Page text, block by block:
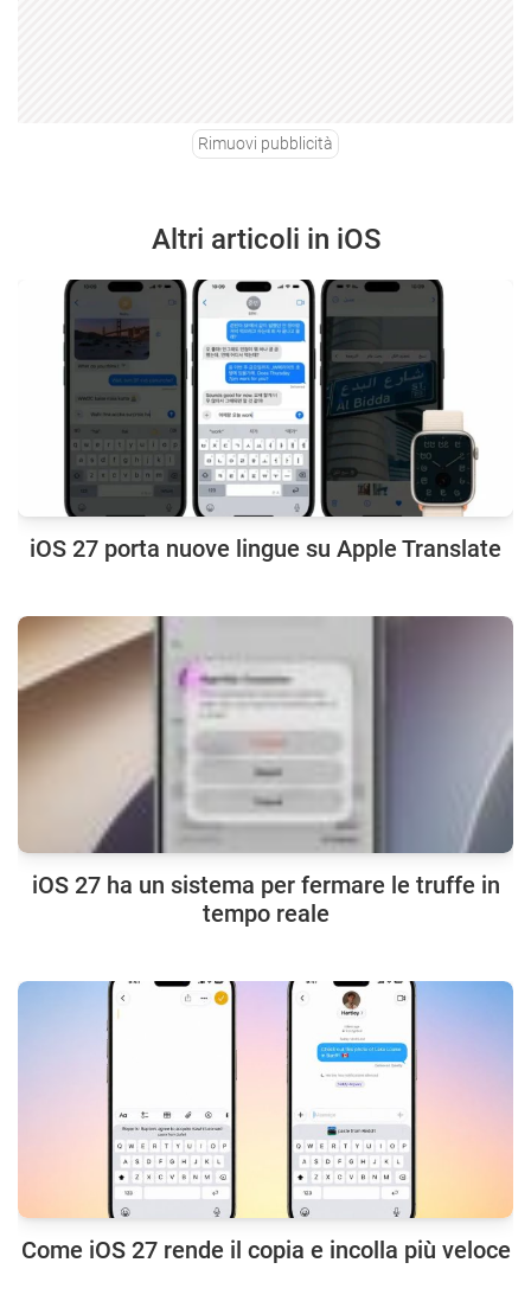
Rimuovi pubblicità
Altri articoli in iOS
iOS 27 porta nuove lingue su Apple Translate
iOS 27 ha un sistema per fermare le truffe in
tempo reale
Come iOS 27 rende il copia e incolla più veloce